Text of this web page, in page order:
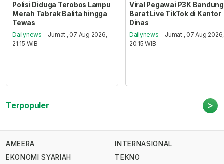
Polisi Diduga Terobos Lampu
Merah Tabrak Balita hingga
Tewas
Dailynews - Jumat , 07 Aug 2026,
21:15 WIB
Viral Pegawai P3K Bandung
Barat Live TikTok di Kantor
Dinas
Dailynews - Jumat , 07 Aug 2026,
20:15 WIB
Terpopuler >
AMEERA
EKONOMI SYARIAH
INTERNASIONAL
TEKNO